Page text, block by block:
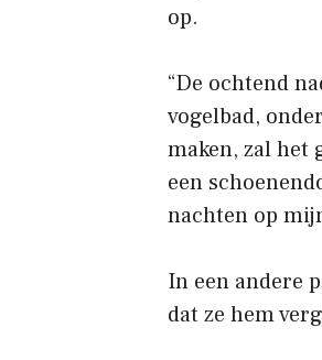
op.
“De ochtend
vogelbad,
maken, zal het
een
nachten op
In een andere
dat ze hem